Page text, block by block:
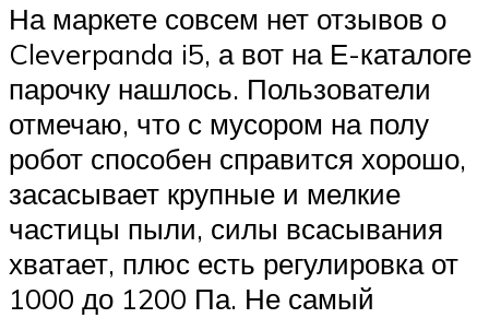
На маркете совсем нет отзывов о
Cleverpanda i5, а вот на Е-каталоге
парочку нашлось. Пользователи
отмечаю, что с мусором на полу
робот способен справится хорошо,
засасывает крупные и мелкие
частицы пыли, силы всасывания
хватает, плюс есть регулировка от
1000 до 1200 Па. Не самый